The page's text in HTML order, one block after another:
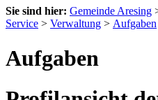
Sie sind hier: Gemeinde Aresing
Service > Verwaltung > Aufgaben
Aufgaben